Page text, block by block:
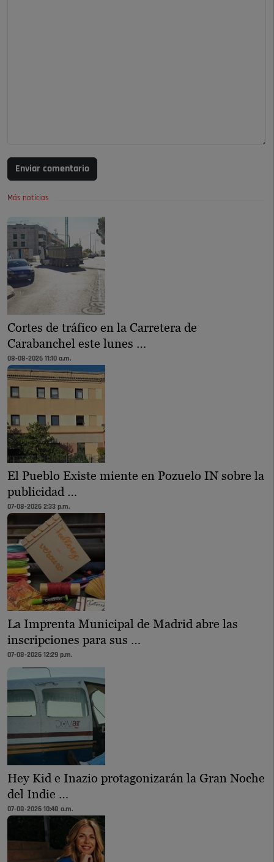
Enviar comentario
Más noticias
Cortes de tráfico en la Carretera de
Carabanchel este lunes …
08-08-2026 11:10 a.m.
El Pueblo Existe miente en Pozuelo IN sobre la
publicidad …
07-08-2026 2:33 p.m.
La Imprenta Municipal de Madrid abre las
inscripciones para sus …
07-08-2026 12:29 p.m.
Hey Kid e Inazio protagonizarán la Gran Noche
del Indie …
07-08-2026 10:48 a.m.